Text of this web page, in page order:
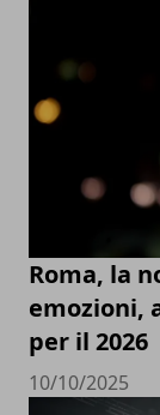
Roma, la
emozioni,
per il 2026
10/10/2025